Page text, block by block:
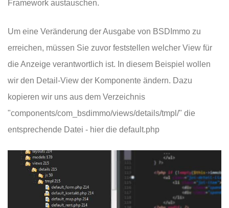
Framework austauschen.
Um eine Veränderung der Ausgabe von BSDImmo zu
erreichen, müssen Sie zuvor feststellen welcher View für
die Anzeige verantwortlich ist. In diesem Beispiel wollen
wir den Detail-View der Komponente ändern. Dazu
kopieren wir uns aus dem Verzeichnis
"components/com_bsdimmo/views/details/tmpl/" die
entsprechende Datei - hier die default.php